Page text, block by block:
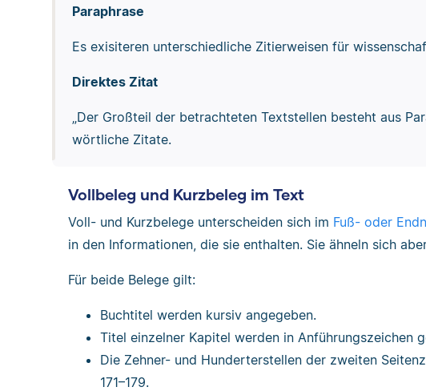
Paraphrase
Es exisiteren unterschiedliche Zitierweisen für
Direktes Zitat
„Der Großteil der betrachteten Textstellen besteht aus
wörtliche Zitate.
Vollbeleg und Kurzbeleg im Text
Voll- und Kurzbelege unterscheiden sich im Fuß- oder
in den Informationen, die sie enthalten. Sie ähneln sich
Für beide Belege gilt:
Buchtitel werden kursiv angegeben.
Titel einzelner Kapitel werden in Anführungszeichen
Die Zehner- und Hunderterstellen der zweiten
171–179.